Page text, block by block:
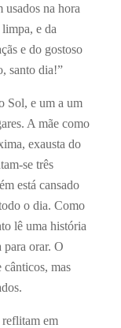
usados na hora
limpa, e da
e do gostoso
santo dia!”
Sol, e um a um
A mãe como
exausta do
se três
está cansado
o dia. Como
lê uma história
para orar. O
mas
reflitam em